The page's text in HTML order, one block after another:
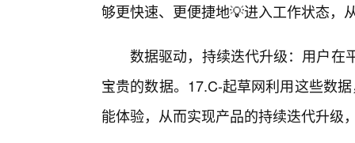
够更快速、更便捷地💡进入工作状态，
数据驱动，持续迭代升级：用户在
宝贵的数据。17.C-起草网利用这些数
能体验，从而实现产品的持续迭代升级